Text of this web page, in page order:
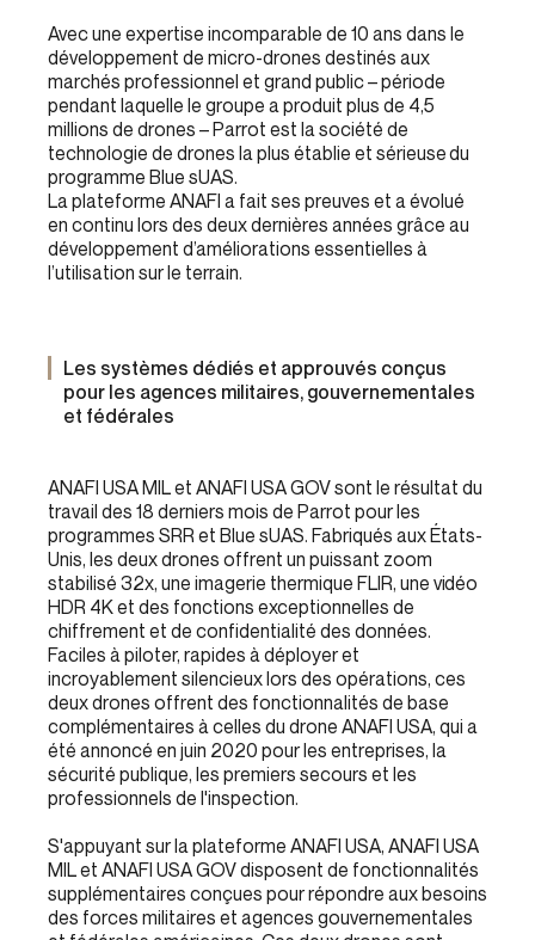
Avec une expertise incomparable de 10 ans dans le
développement de micro-drones destinés aux
marchés professionnel et grand public – période
pendant laquelle le groupe a produit plus de 4,5
millions de drones – Parrot est la société de
technologie de drones la plus établie et sérieuse du
programme Blue sUAS.
La plateforme ANAFI a fait ses preuves et a évolué
en continu lors des deux dernières années grâce au
développement d’améliorations essentielles à
l’utilisation sur le terrain.
Les systèmes dédiés et approuvés conçus
pour les agences militaires, gouvernementales
et fédérales
ANAFI USA MIL et ANAFI USA GOV sont le résultat du
travail des 18 derniers mois de Parrot pour les
programmes SRR et Blue sUAS. Fabriqués aux États-
Unis, les deux drones offrent un puissant zoom
stabilisé 32x, une imagerie thermique FLIR, une vidéo
HDR 4K et des fonctions exceptionnelles de
chiffrement et de confidentialité des données.
Faciles à piloter, rapides à déployer et
incroyablement silencieux lors des opérations, ces
deux drones offrent des fonctionnalités de base
complémentaires à celles du drone ANAFI USA, qui a
été annoncé en juin 2020 pour les entreprises, la
sécurité publique, les premiers secours et les
professionnels de l'inspection.
S'appuyant sur la plateforme ANAFI USA, ANAFI USA
MIL et ANAFI USA GOV disposent de fonctionnalités
supplémentaires conçues pour répondre aux besoins
des forces militaires et agences gouvernementales